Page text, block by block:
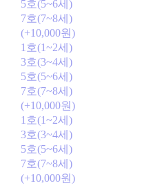
5호(5~6세)
7호(7~8세)
(+10,000원)
1호(1~2세)
3호(3~4세)
5호(5~6세)
7호(7~8세)
(+10,000원)
1호(1~2세)
3호(3~4세)
5호(5~6세)
7호(7~8세)
(+10,000원)